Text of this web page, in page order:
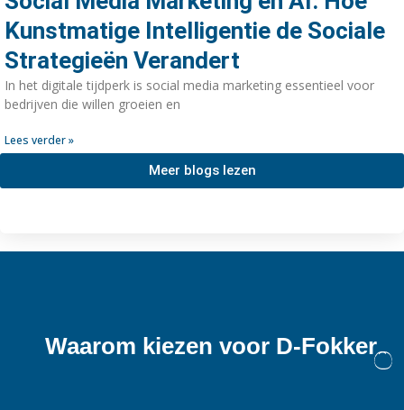
Kunstmatige Intelligentie de Sociale
Strategieën Verandert
In het digitale tijdperk is social media marketing essentieel voor
bedrijven die willen groeien en
Lees verder »
Meer blogs lezen
Waarom kiezen voor D-Fokker